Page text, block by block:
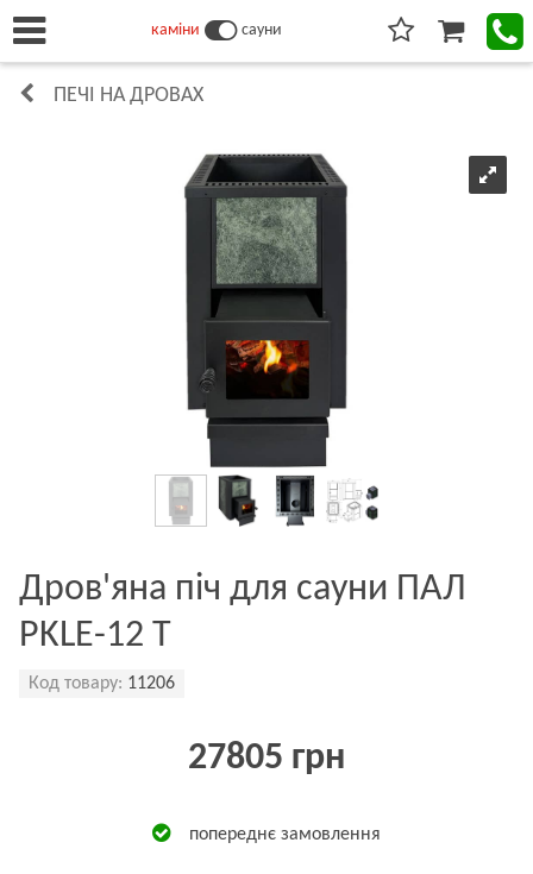
каміни сауни
ПЕЧІ НА ДРОВАХ
Дров'яна піч для сауни ПАЛ
PKLE-12 T
Код товару: 11206
27805 грн
попереднє замовлення